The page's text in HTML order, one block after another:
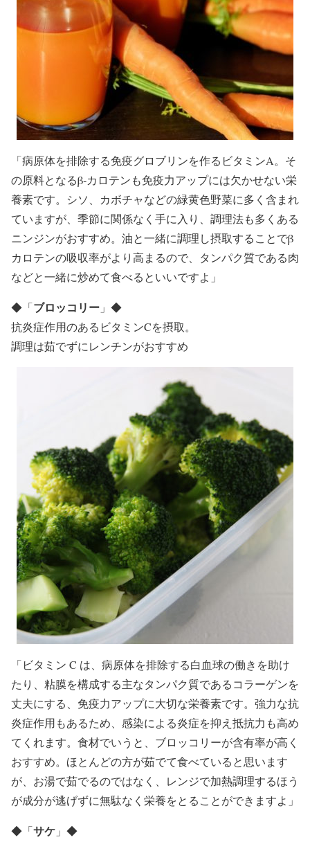
「病原体を排除する免疫グロブリンを作るビタミンA。そ
の原料となるβ‐カロテンも免疫力アップには欠かせない栄
養素です。シソ、カボチャなどの緑黄色野菜に多く含まれ
ていますが、季節に関係なく手に入り、調理法も多くある
ニンジンがおすすめ。油と一緒に調理し摂取することでβ
カロテンの吸収率がより高まるので、タンパク質である肉
などと一緒に炒めて食べるといいですよ」
◆ 「ブロッコリー 」 ◆
抗炎症作用のあるビタミンCを摂取。
調理は茹でずにレンチンがおすすめ
「ビタミン C は、病原体を排除する白血球の働きを助け
たり、粘膜を構成する主なタンパク質であるコラーゲンを
丈夫にする、免疫力アップに大切な栄養素です。強力な抗
炎症作用もあるため、感染による炎症を抑え抵抗力も高め
てくれます。食材でいうと、ブロッコリーが含有率が高く
おすすめ。ほとんどの方が茹でて食べていると思います
が、お湯で茹でるのではなく、レンジで加熱調理するほう
が成分が逃げずに無駄なく栄養をとることができますよ」
◆ 「サケ 」 ◆